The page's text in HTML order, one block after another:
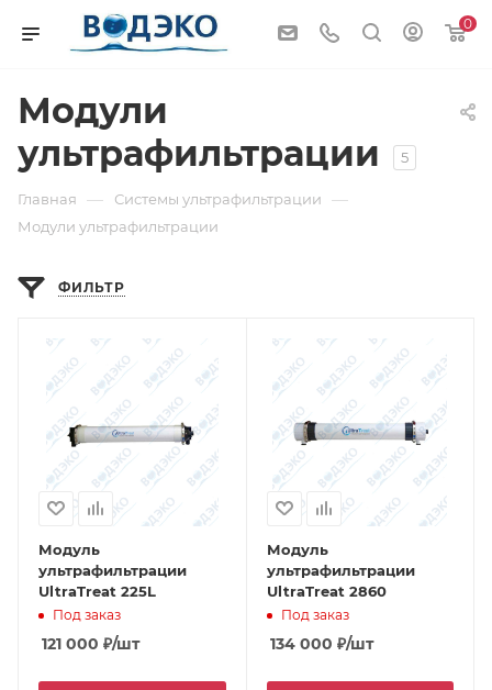
0
Модули
ультрафильтрации
5
Главная — Системы ультрафильтрации —
Модули ультрафильтрации
ФИЛЬТР
Модуль
ультрафильтрации
UltraTreat 225L
Под заказ
121 000 ₽/шт
Модуль
ультрафильтрации
UltraTreat 2860
Под заказ
134 000 ₽/шт